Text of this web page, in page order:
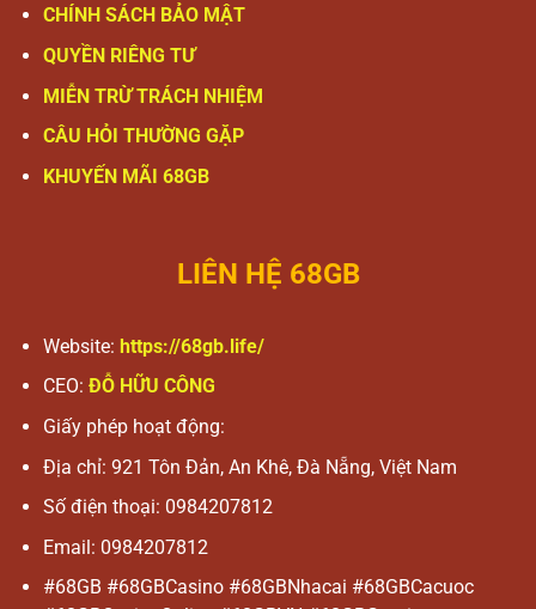
CHÍNH SÁCH BẢO MẬT
QUYỀN RIÊNG TƯ
MIỄN TRỪ TRÁCH NHIỆM
CÂU HỎI THƯỜNG GẶP
KHUYẾN MÃI 68GB
LIÊN HỆ 68GB
Website: https://68gb.life/
CEO: ĐỖ HỮU CÔNG
Giấy phép hoạt động:
Địa chỉ: 921 Tôn Đản, An Khê, Đà Nẵng, Việt Nam
Số điện thoại: 0984207812
Email: 0984207812
#68GB #68GBCasino #68GBNhacai #68GBCacuoc